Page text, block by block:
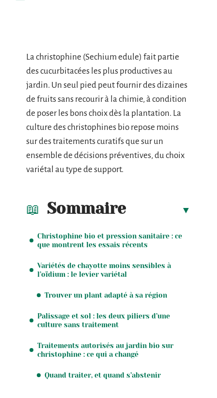
La christophine (Sechium edule) fait partie
des cucurbitacées les plus productives au
jardin. Un seul pied peut fournir des dizaines
de fruits sans recourir à la chimie, à condition
de poser les bons choix dès la plantation. La
culture des christophines bio repose moins
sur des traitements curatifs que sur un
ensemble de décisions préventives, du choix
variétal au type de support.
Sommaire
Christophine bio et pression sanitaire : ce
que montrent les essais récents
Variétés de chayotte moins sensibles à
l’oïdium : le levier variétal
Trouver un plant adapté à sa région
Palissage et sol : les deux piliers d’une
culture sans traitement
Traitements autorisés au jardin bio sur
christophine : ce qui a changé
Quand traiter, et quand s’abstenir